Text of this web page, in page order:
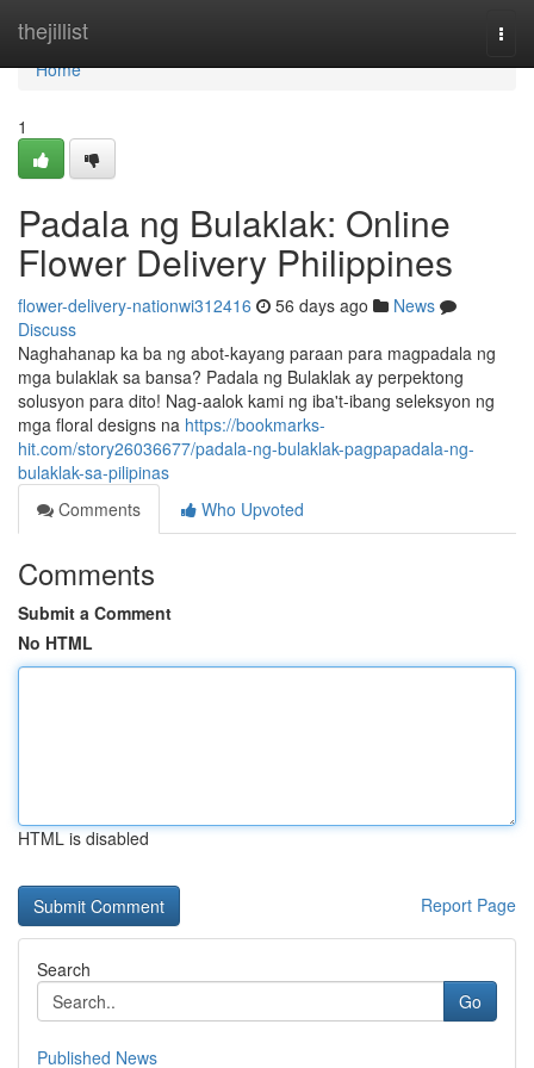
thejillist
Home
Home
1
Padala ng Bulaklak: Online
Flower Delivery Philippines
flower-delivery-nationwi312416 56 days ago
News
Discuss
Naghahanap ka ba ng abot-kayang paraan para magpadala ng
mga bulaklak sa bansa? Padala ng Bulaklak ay perpektong
solusyon para dito! Nag-aalok kami ng iba't-ibang seleksyon ng
mga floral designs na https://bookmarks-
hit.com/story26036677/padala-ng-bulaklak-pagpapadala-ng-
bulaklak-sa-pilipinas
Comments
Who Upvoted
Comments
Submit a Comment
No HTML
HTML is disabled
Report Page
Search
Go
Published News